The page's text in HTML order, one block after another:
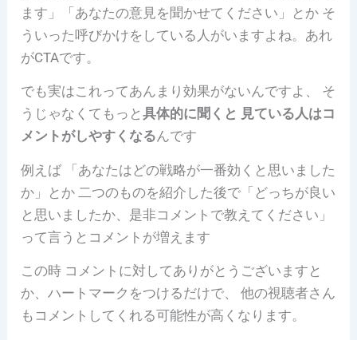
ます」「あなたの意見を聞かせてください」とか そ
ういった呼びかけをしている人がいますよね。あれ
がCTAです。
でも実はこれってあんまり効果がないんですよ、 そ
うじゃなくてもっと具体的に聞くと 見ている人はコ
メントがしやすくなるんです
例えば 「あなたはどの戦略が一番効くと思いました
か」とか 二つのものを紹介した後で「どっちが良い
と思いましたか、是非コメントで教えてください」
って言うとコメントが増えます
この時 コメントに対してありがとうございますと
か、ハートマークをつけるだけで、 他の視聴者さん
もコメントしてくれる可能性が高くなります。